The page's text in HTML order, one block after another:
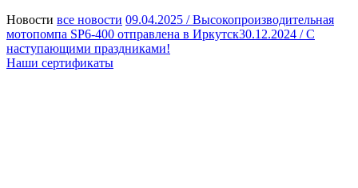
Новости все новости 09.04.2025 /Высокопроизводительная
мотопомпа SP6-400 отправлена в Иркутск30.12.2024 /С
наступающими праздниками!
Наши сертификаты